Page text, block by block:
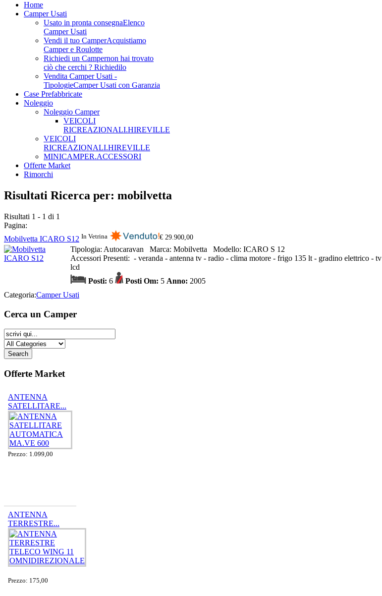
Home
Camper Usati
Usato in pronta consegnaElenco
Camper Usati
Vendi il tuo CamperAcquistiamo
Camper e Roulotte
Richiedi un Campernon hai trovato
ciò che cerchi ? Richiedilo
Vendita Camper Usati -
TipologieCamper Usati con Garanzia
Case Prefabbricate
Noleggio
Noleggio Camper
VEICOLI
RICREAZIONALI.HIREVILLE
VEICOLI
RICREAZIONALI.HIREVILLE
MINICAMPER.ACCESSORI
Offerte Market
Rimorchi
Risultati Ricerca per: mobilvetta
Risultati 1 - 1 di 1
Pagina:
Mobilvetta ICARO S12 In Vetrina € 29.900,00
Tipologia: Autocaravan Marca: Mobilvetta Modello: ICARO S 12
Accessori Presenti: - veranda - antenna tv - radio - clima motore - frigo 135 lt - gradino elettrico - tv
lcd
Posti: 6 Posti Om: 5 Anno: 2005
Categoria:Camper Usati
Cerca un Camper
Offerte Market
ANTENNA
SATELLITARE...
Prezzo: 1.099,00
ANTENNA
TERRESTRE...
Prezzo: 175,00